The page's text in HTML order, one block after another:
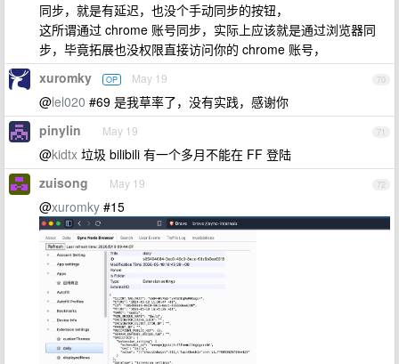
同步，就是有延迟，也没个手动同步的按钮，
这所谓通过 chrome 账号同步，实际上应该就是通过浏览器同
步，毕竟拓展也没权限直接访问你的 chrome 账号，
70
xuromky OP May 19
@lel020 #69 是我草率了，没有实践，感谢你
71
pinylin May 19
@kidtx 垃圾 bilibili 有一个多月不能在 FF 登陆
72
zuisong May 19
@xuromky #15